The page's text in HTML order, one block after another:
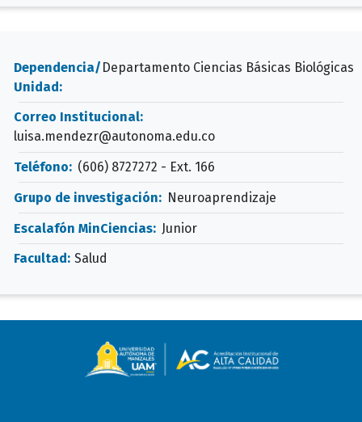
Dependencia/
Unidad:
Departamento Ciencias Básicas Biológicas
Correo Institucional:
luisa.mendezr@autonoma.edu.co
Teléfono: (606) 8727272 - Ext. 166
Grupo de investigación: Neuroaprendizaje
Escalafón MinCiencias: Junior
Facultad: Salud